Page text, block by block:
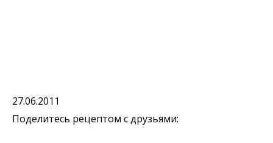
27.06.2011
Поделитесь рецептом с друзьями: